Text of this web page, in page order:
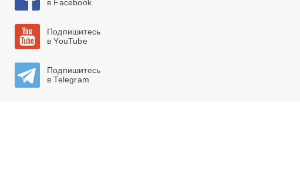
в Facebook
Подпишитесь
в YouTube
Подпишитесь
в Telegram